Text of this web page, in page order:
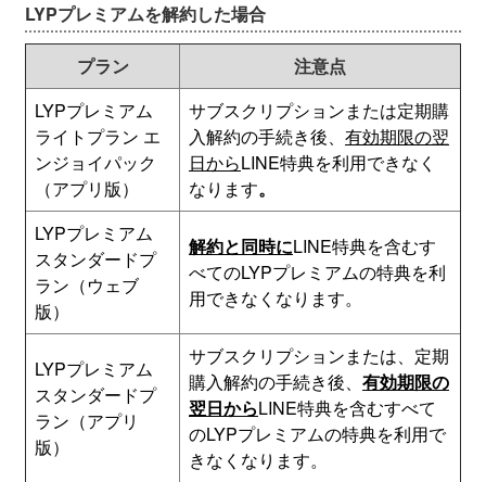
LYPプレミアムを解約した場合
プラン
注意点
LYPプレミアム
ライトプラン エ
ンジョイパック
（アプリ版）
サブスクリプションまたは定期購
入解約の手続き後、 有効期限の翌
日からLINE特典を利用できなく
なります。
LYPプレミアム
スタンダードプ
ラン（ウェブ
版）
解約と同時にLINE特典を含むす
べてのLYPプレミアムの特典を利
用できなくなります。
LYPプレミアム
スタンダードプ
ラン（アプリ
版）
サブスクリプションまたは、定期
購入解約の手続き後、 有効期限の
翌日からLINE特典を含むすべて
のLYPプレミアムの特典を利用で
きなくなります。